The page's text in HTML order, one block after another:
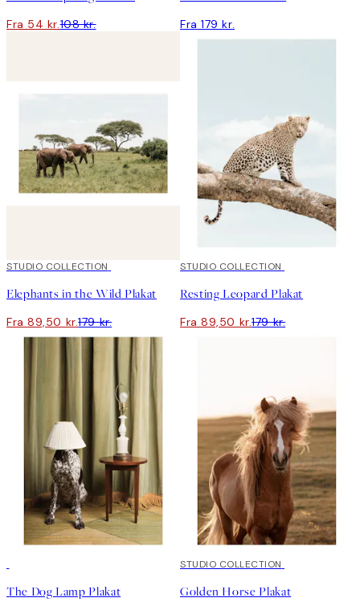
Fra 54 kr.108 kr. Fra 179 kr.
50%*
STUDIO COLLECTION
Elephants in the Wild​ Plakat
Fra 89,50 kr.179 kr.
50%*
STUDIO COLLECTION
Resting Leopard​ Plakat
Fra 89,50 kr.179 kr.
The Dog Lamp Plakat
50%*
STUDIO COLLECTION
Golden Horse Plakat